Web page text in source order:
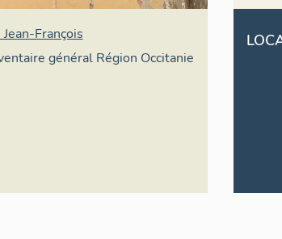
François
général Région Occitanie